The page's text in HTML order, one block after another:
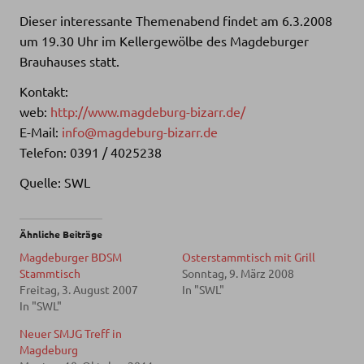
Dieser interessante Themenabend findet am 6.3.2008
um 19.30 Uhr im Kellergewölbe des Magdeburger
Brauhauses statt.
Kontakt:
web: http://www.magdeburg-bizarr.de/
E-Mail: info@magdeburg-bizarr.de
Telefon: 0391 / 4025238
Quelle: SWL
Ähnliche Beiträge
Magdeburger BDSM
Stammtisch
Freitag, 3. August 2007
In "SWL"
Osterstammtisch mit Grill
Sonntag, 9. März 2008
In "SWL"
Neuer SMJG Treff in
Magdeburg